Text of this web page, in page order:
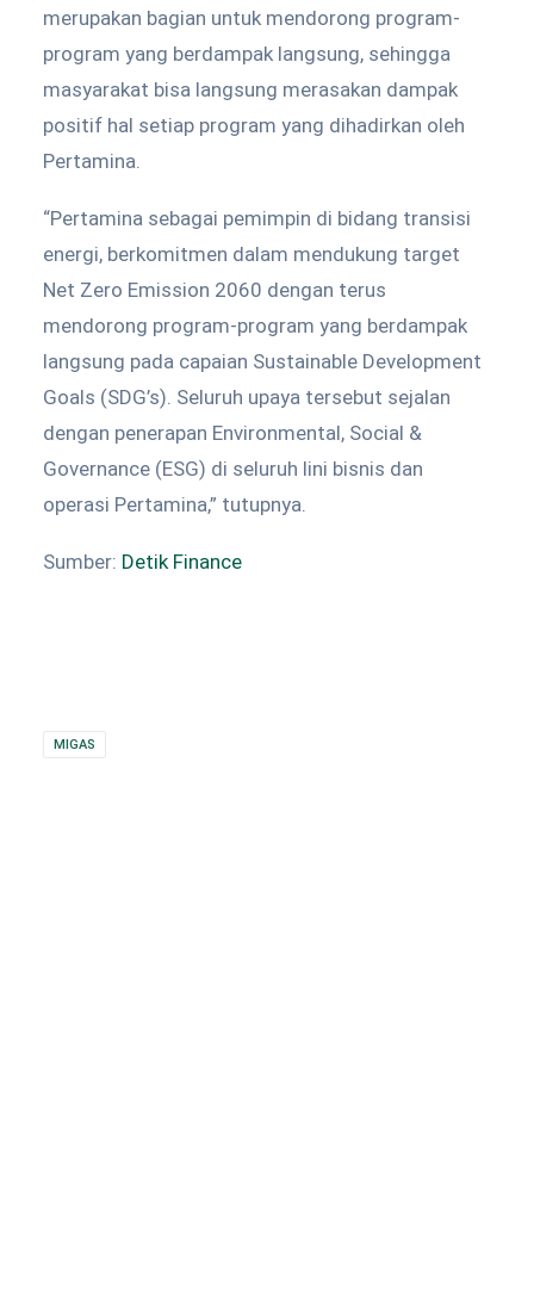
merupakan bagian untuk mendorong program-
program yang berdampak langsung, sehingga
masyarakat bisa langsung merasakan dampak
positif hal setiap program yang dihadirkan oleh
Pertamina.
“Pertamina sebagai pemimpin di bidang transisi
energi, berkomitmen dalam mendukung target
Net Zero Emission 2060 dengan terus
mendorong program-program yang berdampak
langsung pada capaian Sustainable Development
Goals (SDG’s). Seluruh upaya tersebut sejalan
dengan penerapan Environmental, Social &
Governance (ESG) di seluruh lini bisnis dan
operasi Pertamina,” tutupnya.
Sumber: Detik Finance
MIGAS